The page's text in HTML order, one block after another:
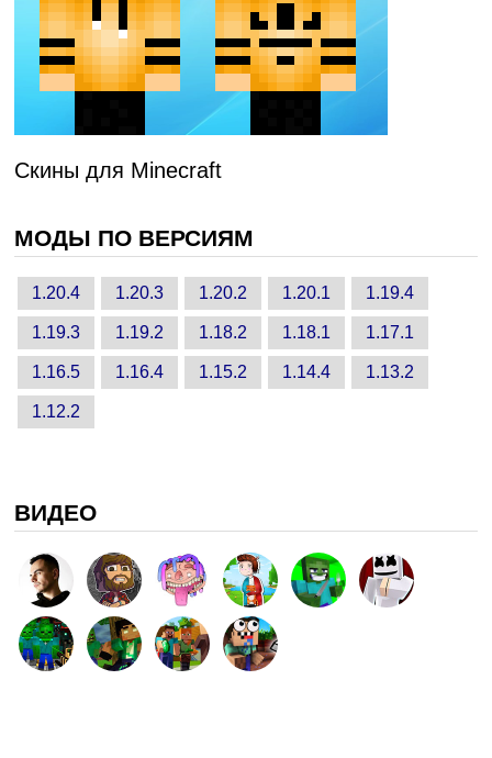
Скины для Minecraft
МОДЫ ПО ВЕРСИЯМ
1.20.4 1.20.3 1.20.2 1.20.1 1.19.4
1.19.3 1.19.2 1.18.2 1.18.1 1.17.1
1.16.5 1.16.4 1.15.2 1.14.4 1.13.2
1.12.2
ВИДЕО